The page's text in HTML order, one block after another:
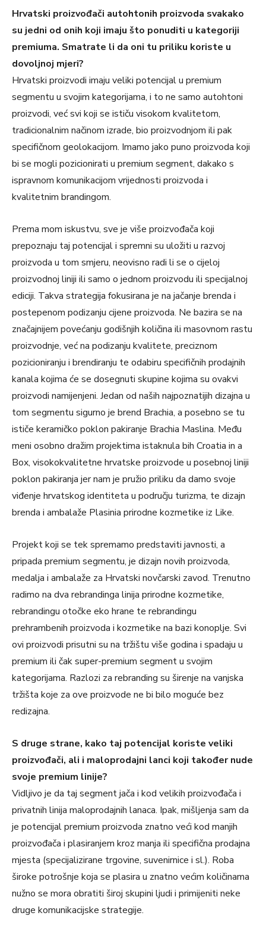
Hrvatski proizvođači autohtonih proizvoda svakako
su jedni od onih koji imaju što ponuditi u kategoriji
premiuma. Smatrate li da oni tu priliku koriste u
dovoljnoj mjeri?
Hrvatski proizvodi imaju veliki potencijal u premium
segmentu u svojim kategorijama, i to ne samo autohtoni
proizvodi, već svi koji se ističu visokom kvalitetom,
tradicionalnim načinom izrade, bio proizvodnjom ili pak
specifičnom geolokacijom. Imamo jako puno proizvoda koji
bi se mogli pozicionirati u premium segment, dakako s
ispravnom komunikacijom vrijednosti proizvoda i
kvalitetnim brandingom.
Prema mom iskustvu, sve je više proizvođača koji
prepoznaju taj potencijal i spremni su uložiti u razvoj
proizvoda u tom smjeru, neovisno radi li se o cijeloj
proizvodnoj liniji ili samo o jednom proizvodu ili specijalnoj
ediciji. Takva strategija fokusirana je na jačanje brenda i
postepenom podizanju cijene proizvoda. Ne bazira se na
značajnijem povećanju godišnjih količina ili masovnom rastu
proizvodnje, već na podizanju kvalitete, preciznom
pozicioniranju i brendiranju te odabiru specifičnih prodajnih
kanala kojima će se dosegnuti skupine kojima su ovakvi
proizvodi namijenjeni. Jedan od naših najpoznatijih dizajna u
tom segmentu sigurno je brend Brachia, a posebno se tu
ističe keramičko poklon pakiranje Brachia Maslina. Među
meni osobno dražim projektima istaknula bih Croatia in a
Box, visokokvalitetne hrvatske proizvode u posebnoj liniji
poklon pakiranja jer nam je pružio priliku da damo svoje
viđenje hrvatskog identiteta u području turizma, te dizajn
brenda i ambalaže Plasinia prirodne kozmetike iz Like.
Projekt koji se tek spremamo predstaviti javnosti, a
pripada premium segmentu, je dizajn novih proizvoda,
medalja i ambalaže za Hrvatski novčarski zavod. Trenutno
radimo na dva rebrandinga linija prirodne kozmetike,
rebrandingu otočke eko hrane te rebrandingu
prehrambenih proizvoda i kozmetike na bazi konoplje. Svi
ovi proizvodi prisutni su na tržištu više godina i spadaju u
premium ili čak super-premium segment u svojim
kategorijama. Razlozi za rebranding su širenje na vanjska
tržišta koje za ove proizvode ne bi bilo moguće bez
redizajna.
S druge strane, kako taj potencijal koriste veliki
proizvođači, ali i maloprodajni lanci koji također nude
svoje premium linije?
Vidljivo je da taj segment jača i kod velikih proizvođača i
privatnih linija maloprodajnih lanaca. Ipak, mišljenja sam da
je potencijal premium proizvoda znatno veći kod manjih
proizvođača i plasiranjem kroz manja ili specifična prodajna
mjesta (specijalizirane trgovine, suvenirnice i sl.). Roba
široke potrošnje koja se plasira u znatno većim količinama
nužno se mora obratiti široj skupini ljudi i primijeniti neke
druge komunikacijske strategije.